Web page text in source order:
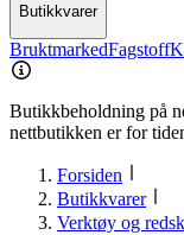
Butikkvarer
BruktmarkedFagstoff
Butikkbeholdning på
nettbutikken er for
Forsiden
Butikkvarer
Verktøy og